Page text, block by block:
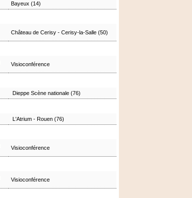
Bayeux (14)
Château de Cerisy - Cerisy-la-Salle (50)
Visioconférence
Dieppe Scène nationale (76)
L'Atrium - Rouen (76)
Visioconférence
Visioconférence